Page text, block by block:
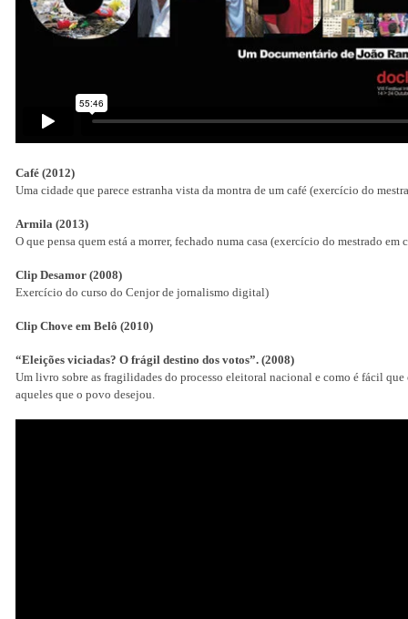
Café (2012)
Uma cidade que parece estranha vista da montra de um café (exercício do
Armila (2013)
O que pensa quem está a morrer, fechado numa casa (exercício do mestrado em
Clip Desamor (2008)
Exercício do curso do Cenjor de jornalismo digital)
Clip Chove em Belô (2010)
“Eleições viciadas? O frágil destino dos votos”. (2008)
Um livro sobre as fragilidades do processo eleitoral nacional e como é fácil que
aqueles que o povo desejou.